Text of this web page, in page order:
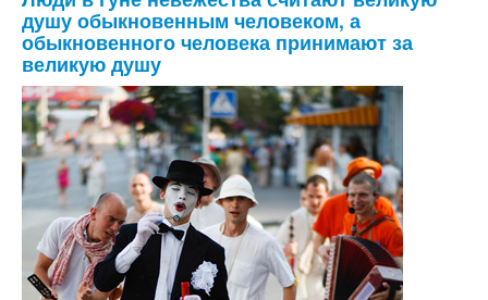
душу обыкновенным человеком, а
обыкновенного человека принимают за
великую душу